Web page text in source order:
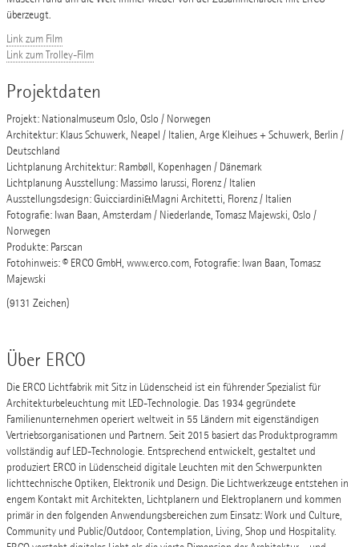
überzeugt.
Link zum Film
Link zum Trolley-Film
Projektdaten
Projekt: Nationalmuseum Oslo, Oslo / Norwegen
Architektur: Klaus Schuwerk, Neapel / Italien, Arge Kleihues + Schuwerk, Berlin /
Deutschland
Lichtplanung Architektur: Rambøll, Kopenhagen / Dänemark
Lichtplanung Ausstellung: Massimo Iarussi, Florenz / Italien
Ausstellungsdesign: Guicciardini&Magni Architetti, Florenz / Italien
Fotografie: Iwan Baan, Amsterdam / Niederlande, Tomasz Majewski, Oslo /
Norwegen
Produkte: Parscan
Fotohinweis: © ERCO GmbH, www.erco.com, Fotografie: Iwan Baan, Tomasz
Majewski
(9131 Zeichen)
Über ERCO
Die ERCO Lichtfabrik mit Sitz in Lüdenscheid ist ein führender Spezialist für
Architekturbeleuchtung mit LED-Technologie. Das 1934 gegründete
Familienunternehmen operiert weltweit in 55 Ländern mit eigenständigen
Vertriebsorganisationen und Partnern. Seit 2015 basiert das Produktprogramm
vollständig auf LED-Technologie. Entsprechend entwickelt, gestaltet und
produziert ERCO in Lüdenscheid digitale Leuchten mit den Schwerpunkten
lichttechnische Optiken, Elektronik und Design. Die Lichtwerkzeuge entstehen in
engem Kontakt mit Architekten, Lichtplanern und Elektroplanern und kommen
primär in den folgenden Anwendungsbereichen zum Einsatz: Work und Culture,
Community und Public/Outdoor, Contemplation, Living, Shop und Hospitality.